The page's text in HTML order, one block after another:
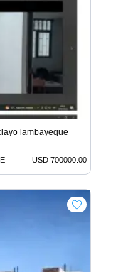
lambayeque
USD 700000.00